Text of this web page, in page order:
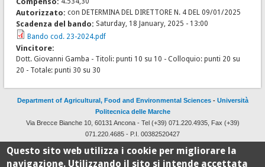
Autorizzato: con DETERMINA DEL DIRETTORE N. 4 DEL 09/01/2025
Scadenza del bando: Saturday, 18 January, 2025 - 13:00
Bando cod. 23-2024.pdf
Vincitore:
Dott. Giovanni Gamba - Titoli: punti 10 su 10 - Colloquio: punti 20 su
20 - Totale: punti 30 su 30
Department of Agricultural, Food and Environmental Sciences - Università
Politecnica delle Marche
Via Brecce Bianche 10, 60131 Ancona - Tel (+39) 071.220.4935, Fax (+39)
071.220.4685 - P.I. 00382520427
Questo sito web utilizza i cookie per migliorare la
navigazione. Utilizzando il sito si intende accettata